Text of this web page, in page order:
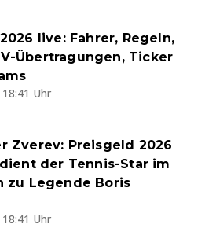
live: Fahrer, Regeln,
Übertragungen, Ticker
18:41 Uhr
Zverev: Preisgeld 2026
der Tennis-Star im
zu Legende Boris
18:41 Uhr